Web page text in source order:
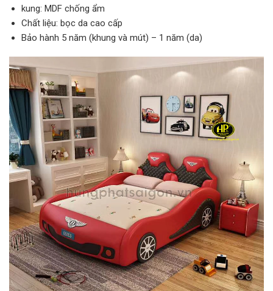
kung: MDF chống ẩm
Chất liệu: bọc da cao cấp
Bảo hành 5 năm (khung và mút) – 1 năm (da)